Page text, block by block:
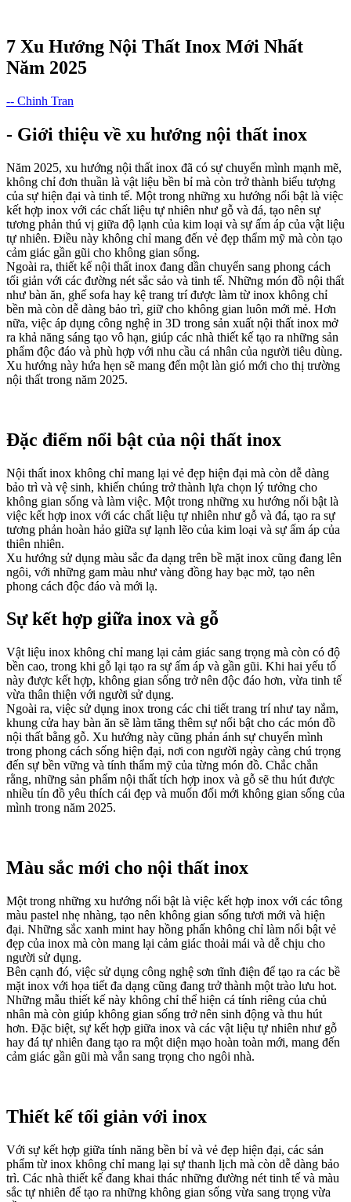
7 Xu Hướng Nội Thất Inox Mới Nhất
Năm 2025
-- Chinh Tran
- Giới thiệu về xu hướng nội thất inox
Năm 2025, xu hướng nội thất inox đã có sự chuyển mình mạnh mẽ,
không chỉ đơn thuần là vật liệu bền bỉ mà còn trở thành biểu tượng
của sự hiện đại và tinh tế. Một trong những xu hướng nổi bật là việc
kết hợp inox với các chất liệu tự nhiên như gỗ và đá, tạo nên sự
tương phản thú vị giữa độ lạnh của kim loại và sự ấm áp của vật liệu
tự nhiên. Điều này không chỉ mang đến vẻ đẹp thẩm mỹ mà còn tạo
cảm giác gần gũi cho không gian sống.
Ngoài ra, thiết kế nội thất inox đang dần chuyển sang phong cách
tối giản với các đường nét sắc sảo và tinh tế. Những món đồ nội thất
như bàn ăn, ghế sofa hay kệ trang trí được làm từ inox không chỉ
bền mà còn dễ dàng bảo trì, giữ cho không gian luôn mới mẻ. Hơn
nữa, việc áp dụng công nghệ in 3D trong sản xuất nội thất inox mở
ra khả năng sáng tạo vô hạn, giúp các nhà thiết kế tạo ra những sản
phẩm độc đáo và phù hợp với nhu cầu cá nhân của người tiêu dùng.
Xu hướng này hứa hẹn sẽ mang đến một làn gió mới cho thị trường
nội thất trong năm 2025.
Đặc điểm nổi bật của nội thất inox
Nội thất inox không chỉ mang lại vẻ đẹp hiện đại mà còn dễ dàng
bảo trì và vệ sinh, khiến chúng trở thành lựa chọn lý tưởng cho
không gian sống và làm việc. Một trong những xu hướng nổi bật là
việc kết hợp inox với các chất liệu tự nhiên như gỗ và đá, tạo ra sự
tương phản hoàn hảo giữa sự lạnh lẽo của kim loại và sự ấm áp của
thiên nhiên.
Xu hướng sử dụng màu sắc đa dạng trên bề mặt inox cũng đang lên
ngôi, với những gam màu như vàng đồng hay bạc mờ, tạo nên
phong cách độc đáo và mới lạ.
Sự kết hợp giữa inox và gỗ
Vật liệu inox không chỉ mang lại cảm giác sang trọng mà còn có độ
bền cao, trong khi gỗ lại tạo ra sự ấm áp và gần gũi. Khi hai yếu tố
này được kết hợp, không gian sống trở nên độc đáo hơn, vừa tinh tế
vừa thân thiện với người sử dụng.
Ngoài ra, việc sử dụng inox trong các chi tiết trang trí như tay nắm,
khung cửa hay bàn ăn sẽ làm tăng thêm sự nổi bật cho các món đồ
nội thất bằng gỗ. Xu hướng này cũng phản ánh sự chuyển mình
trong phong cách sống hiện đại, nơi con người ngày càng chú trọng
đến sự bền vững và tính thẩm mỹ của từng món đồ. Chắc chắn
rằng, những sản phẩm nội thất tích hợp inox và gỗ sẽ thu hút được
nhiều tín đồ yêu thích cái đẹp và muốn đổi mới không gian sống của
mình trong năm 2025.
Màu sắc mới cho nội thất inox
Một trong những xu hướng nổi bật là việc kết hợp inox với các tông
màu pastel nhẹ nhàng, tạo nên không gian sống tươi mới và hiện
đại. Những sắc xanh mint hay hồng phấn không chỉ làm nổi bật vẻ
đẹp của inox mà còn mang lại cảm giác thoải mái và dễ chịu cho
người sử dụng.
Bên cạnh đó, việc sử dụng công nghệ sơn tĩnh điện để tạo ra các bề
mặt inox với họa tiết đa dạng cũng đang trở thành một trào lưu hot.
Những mẫu thiết kế này không chỉ thể hiện cá tính riêng của chủ
nhân mà còn giúp không gian sống trở nên sinh động và thu hút
hơn. Đặc biệt, sự kết hợp giữa inox và các vật liệu tự nhiên như gỗ
hay đá tự nhiên đang tạo ra một diện mạo hoàn toàn mới, mang đến
cảm giác gần gũi mà vẫn sang trọng cho ngôi nhà.
Thiết kế tối giản với inox
Với sự kết hợp giữa tính năng bền bỉ và vẻ đẹp hiện đại, các sản
phẩm từ inox không chỉ mang lại sự thanh lịch mà còn dễ dàng bảo
trì. Các nhà thiết kế đang khai thác những đường nét tinh tế và màu
sắc tự nhiên để tạo ra những không gian sống vừa sang trọng vừa